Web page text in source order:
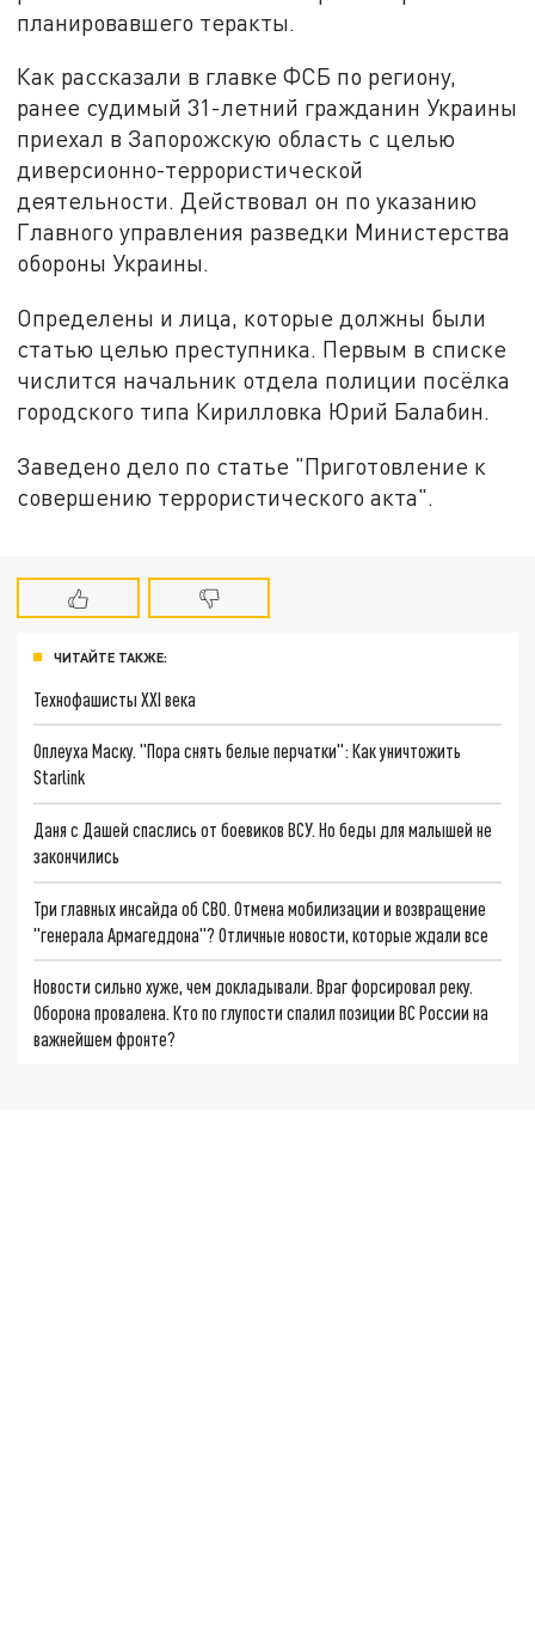
планировавшего теракты.
Как рассказали в главке ФСБ по региону,
ранее судимый 31-летний гражданин Украины
приехал в Запорожскую область с целью
диверсионно-террористической
деятельности. Действовал он по указанию
Главного управления разведки Министерства
обороны Украины.
Определены и лица, которые должны были
статью целью преступника. Первым в списке
числится начальник отдела полиции посёлка
городского типа Кирилловка Юрий Балабин.
Заведено дело по статье "Приготовление к
совершению террористического акта".
ЧИТАЙТЕ ТАКЖЕ:
Технофашисты XXI века
Оплеуха Маску. "Пора снять белые перчатки": Как уничтожить
Starlink
Даня с Дашей спаслись от боевиков ВСУ. Но беды для малышей не
закончились
Три главных инсайда об СВО. Отмена мобилизации и возвращение
"генерала Армагеддона"? Отличные новости, которые ждали все
Новости сильно хуже, чем докладывали. Враг форсировал реку.
Оборона провалена. Кто по глупости спалил позиции ВС России на
важнейшем фронте?